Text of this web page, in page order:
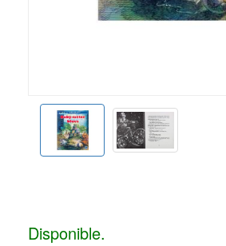
Disponible.